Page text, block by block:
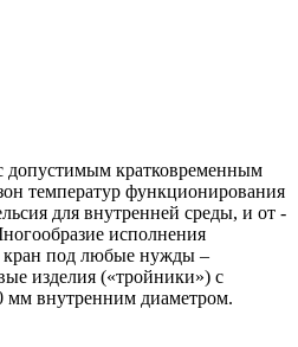
допустимым кратковременным
температур функционирования
для внутренней среды, и от -
исполнения
кран под любые нужды –
изделия («тройники») с
мм внутренним диаметром.